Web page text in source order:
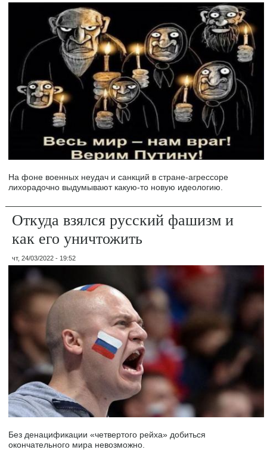
На фоне военных неудач и санкций в стране-агрессоре
лихорадочно выдумывают какую-то новую идеологию.
Откуда взялся русский фашизм и
как его уничтожить
чт, 24/03/2022 - 19:52
Без денацификации «четвертого рейха» добиться
окончательного мира невозможно.